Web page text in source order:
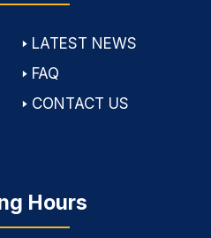
🢒 LATEST NEWS
🢒 FAQ
🢒 CONTACT US
Hours